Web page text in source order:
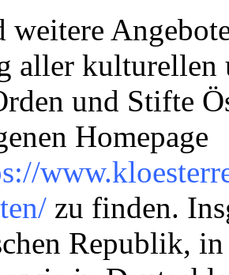
weitere
aller
und Stifte
Homepage
zu finden.
Republik,